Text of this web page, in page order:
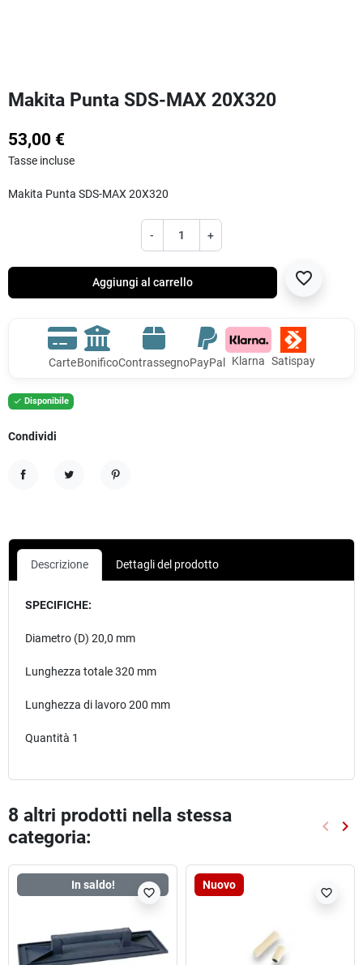
Makita Punta SDS-MAX 20X320
53,00 €
Tasse incluse
Makita Punta SDS-MAX 20X320
- +
Aggiungi al carrello favorite_border
CarteBonificoContrassegnoPayPal Klarna Satispay
 Disponibile
Condividi
Descrizione Dettagli del prodotto
SPECIFICHE:
Diametro (D) 20,0 mm
Lunghezza totale 320 mm
Lunghezza di lavoro 200 mm
Quantità 1
8 altri prodotti nella stessa
categoria:
keyboard_arrow_left keyboard_arrow_right
In saldo!
favorite_border
Nuovo
favorite_border